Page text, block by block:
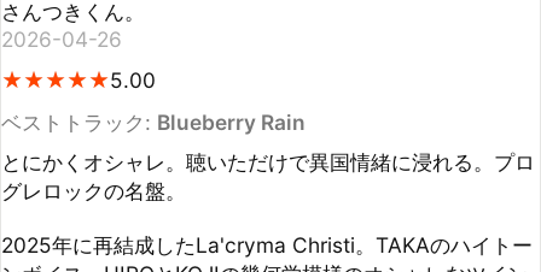
★
★ ★
★ ★
★ ★
★ ★
★ 5.00
グレロックの名盤。
2025年に再結成したLa'cryma Christi。TAKAのハイトー
ンボイス。HIROとKOJIの幾何学模様のオシャレなツイン
ギター。踊るようなSHUSEのベース。リズミカルでパワ
フルなLEVINのドラム。